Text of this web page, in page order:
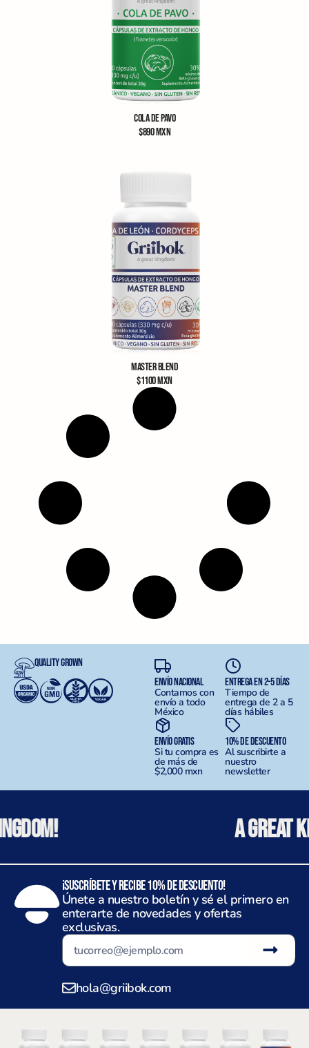
COLA DE PAVO
$890MXN
MASTER BLEND
$1100MXN
Quality Grown
ENVÍO NACIONAL
Contamos con
envío a todo
México
ENTREGA EN 2-5 DÍAS
Tiempo de
entrega de 2 a 5
días hábiles
ENVÍO GRATIS
Si tu compra es
de más de
$2,000 mxn
10% DE DESCUENTO
Al suscribirte a
nuestro
newsletter
A Great
¡Suscríbete y recibe 10% de descuento!
Únete a nuestro boletín y sé el primero en
enterarte de novedades y ofertas
exclusivas.
hola@griibok.com